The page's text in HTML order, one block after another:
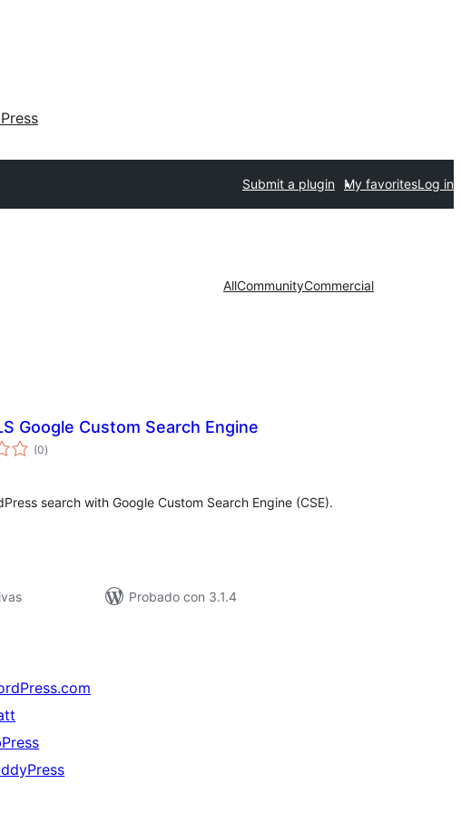
Submit a plugin My favoritesLog in
AllCommunityCommercial
Google Custom Search Engine
(0total
de
)
search with Google Custom Search Engine (CSE).
Probado con 3.1.4